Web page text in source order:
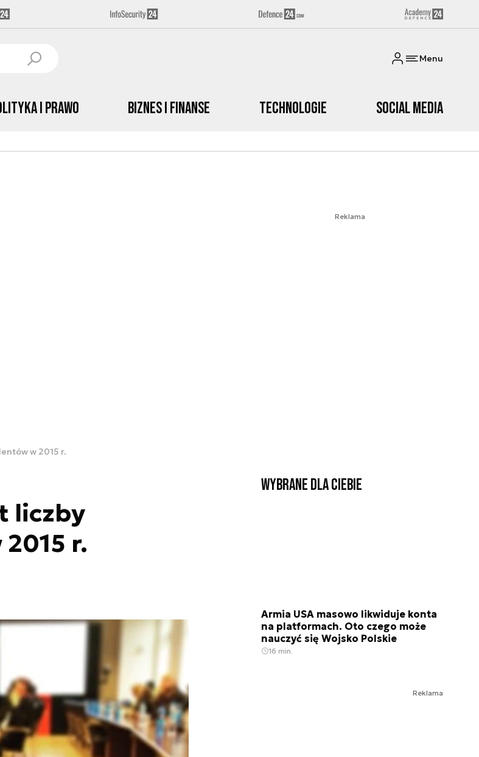
Menu
i prawo Biznes i Finanse Technologie Social media
Reklama
w 2015 r.
liczby
r.
Wybrane dla Ciebie
Armia USA masowo likwiduje konta
na platformach. Oto czego może
nauczyć się Wojsko Polskie
16 min.
Reklama